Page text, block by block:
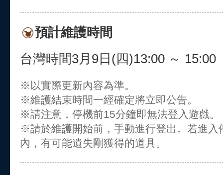
預計維護時間
台灣時間3月9日(四)13:00 ～ 15:00
※以實際更新內容為準。
※維護結束時間一經確定將立即公告。
※請注意，停機前15分鐘即無法登入遊戲。
※請於維護開始前，手動進行登出。若進入
內，有可能遺失剛獲得的道具。